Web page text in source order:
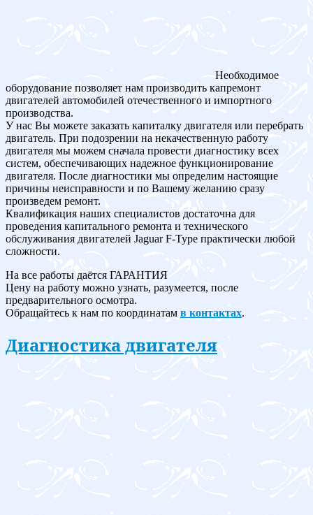
Необходимое
оборудование позволяет нам производить капремонт
двигателей автомобилей отечественного и импортного
производства.
У нас Вы можете заказать капиталку двигателя или перебрать
двигатель. При подозрении на некачественную работу
двигателя мы можем сначала провести диагностику всех
систем, обеспечивающих надежное функционирование
двигателя. После диагностики мы определим настоящие
причины неисправности и по Вашему желанию сразу
произведем ремонт.
Квалификация наших специалистов достаточна для
проведения капитального ремонта и технического
обслуживания двигателей Jaguar F-Type практически любой
сложности.
На все работы даётся ГАРАНТИЯ
Цену на работу можно узнать, разумеется, после
предварительного осмотра.
Обращайтесь к нам по координатам в контактах.
Диагностика двигателя